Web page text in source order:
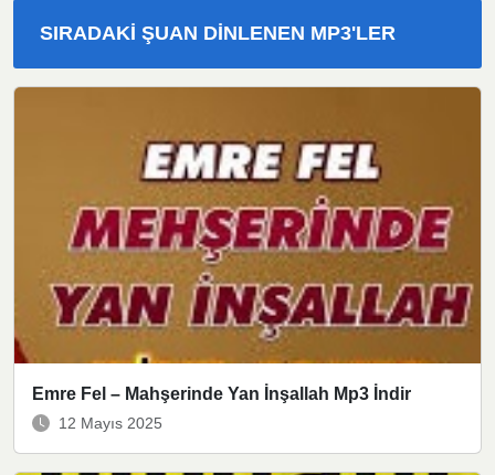
SIRADAKI ŞUAN DINLENEN MP3'LER
Emre Fel – Mahşerinde Yan İnşallah Mp3 İndir
12 Mayıs 2025